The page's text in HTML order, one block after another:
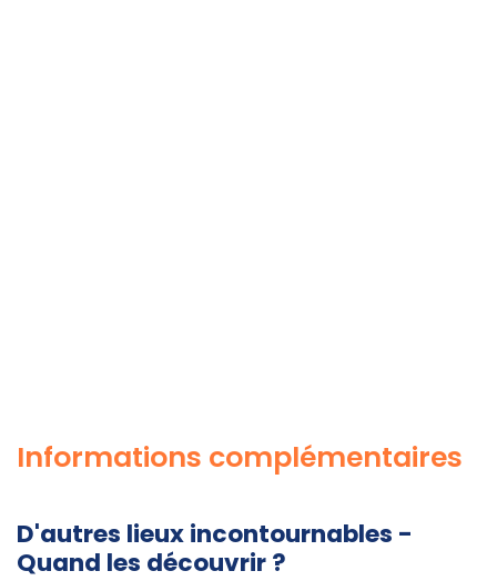
Informations complémentaires
D'autres lieux incontournables -
Quand les découvrir ?